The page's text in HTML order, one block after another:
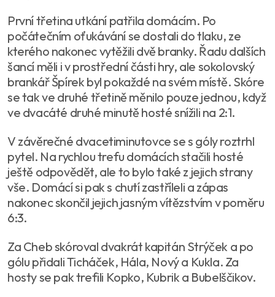
První třetina utkání patřila domácím. Po
počátečním oťukávání se dostali do tlaku, ze
kterého nakonec vytěžili dvě branky. Řadu dalších
šancí měli i v prostřední části hry, ale sokolovský
brankář Špírek byl pokaždé na svém místě. Skóre
se tak ve druhé třetině měnilo pouze jednou, když
ve dvacáté druhé minutě hosté snížili na 2:1.
V závěrečné dvacetiminutovce se s góly roztrhl
pytel. Na rychlou trefu domácích stačili hosté
ještě odpovědět, ale to bylo také z jejich strany
vše. Domácí si pak s chutí zastříleli a zápas
nakonec skončil jejich jasným vítězstvím v poměru
6:3.
Za Cheb skóroval dvakrát kapitán Strýček a po
gólu přidali Ticháček, Hála, Nový a Kukla. Za
hosty se pak trefili Kopko, Kubrik a Bubelščikov.